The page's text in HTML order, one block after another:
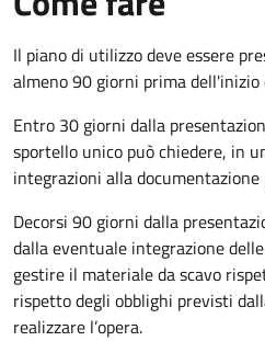
Il piano di utilizzo deve essere
almeno 90 giorni prima dell'inizio
Entro 30 giorni dalla
sportello unico può chiedere, in
integrazioni alla
Decorsi 90 giorni dalla
dalla eventuale integrazione
gestire il materiale da scavo
rispetto degli obblighi previsti
realizzare l’opera.